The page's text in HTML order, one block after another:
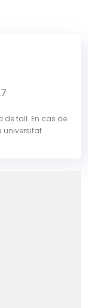
de tall. En cas de
universitat.